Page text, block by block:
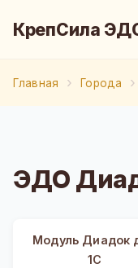
КрепСила
Главная Города
ЭДО
Модуль Диадок
1С